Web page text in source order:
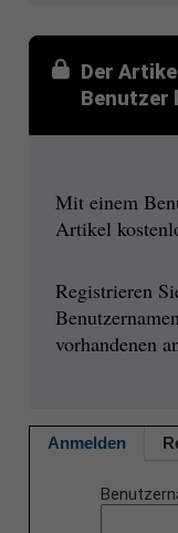
Der
Benutzer
Mit einem
Artikel
Registrieren
vorhandenen
Anmelden